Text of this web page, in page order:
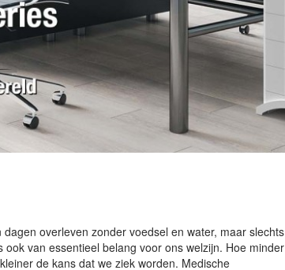
overleven zonder voedsel en water, maar slechts
van essentieel belang voor ons welzijn. Hoe minder
de kans dat we ziek worden. Medische